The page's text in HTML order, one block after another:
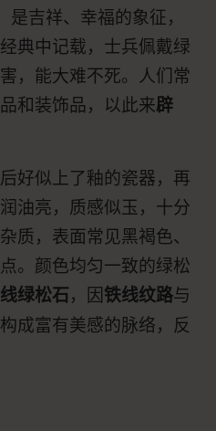
是吉祥、幸福的象征，
典中记载，士兵佩戴绿
，能大难不死。人们常
和装饰品，以此来辟
好似上了釉的瓷器，再
油亮，质感似玉，十分
质，表面常见黑褐色、
。颜色均匀一致的绿松
绿松石，因铁线纹路与
成富有美感的脉络，反